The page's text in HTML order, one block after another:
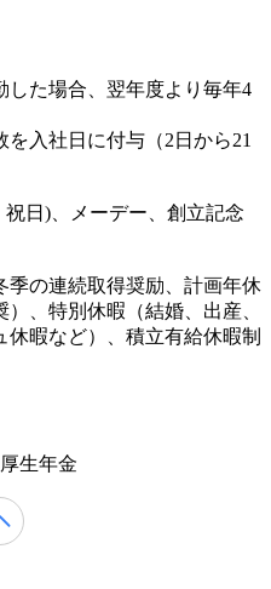
した場合、翌年度より毎年4
入社日に付与（2日から21
日)、メーデー、創立記念
季の連続取得奨励、計画年休
、特別休暇（結婚、出産、
暇など）、積立有給休暇制
生年金